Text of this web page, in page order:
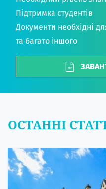
Підтримка студентів
Документи необхідні
та багато іншого
ОСТАННІ